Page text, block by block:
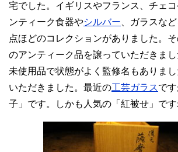
宅でした。イギリスやフランス、チェ
ンティーク食器やシルバー 、ガラスな
点ほどのコレクションがありました。
のアンティーク品を譲っていただきま
未使用品で状態がよく監修名もありま
いただきました。最近の工芸ガラスで
子」です。しかも人気の「紅被せ」です